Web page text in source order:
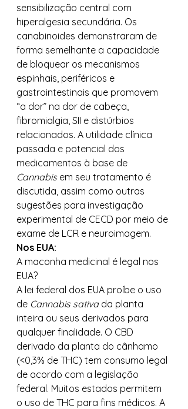
sensibilização central com
hiperalgesia secundária. Os
canabinoides demonstraram de
forma semelhante a capacidade
de bloquear os mecanismos
espinhais, periféricos e
gastrointestinais que promovem
“a dor” na dor de cabeça,
fibromialgia, SII e distúrbios
relacionados. A utilidade clínica
passada e potencial dos
medicamentos à base de
Cannabis em seu tratamento é
discutida, assim como outras
sugestões para investigação
experimental de CECD por meio de
exame de LCR e neuroimagem.
Nos EUA:
A maconha medicinal é legal nos
EUA?
A lei federal dos EUA proíbe o uso
de Cannabis sativa da planta
inteira ou seus derivados para
qualquer finalidade. O CBD
derivado da planta do cânhamo
(<0,3% de THC) tem consumo legal
de acordo com a legislação
federal. Muitos estados permitem
o uso de THC para fins médicos. A